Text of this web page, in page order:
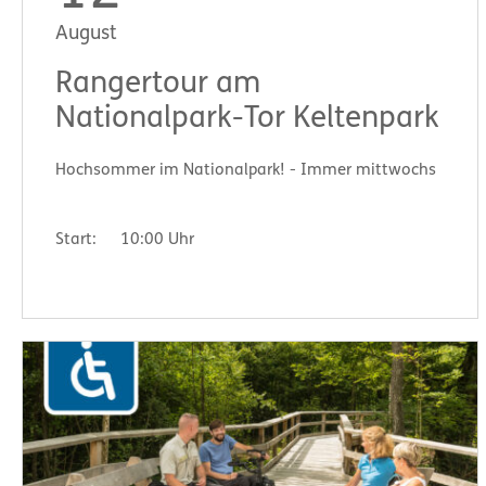
August
Rangertour am
Nationalpark-Tor Keltenpark
Hochsommer im Nationalpark! - Immer mittwochs
Start: 10:00 Uhr